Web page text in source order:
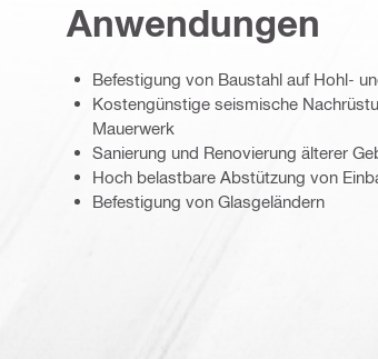
Anwendungen
Befestigung von Baustahl auf Hohl-
Kostengünstige seismische
Mauerwerk
Sanierung und Renovierung älterer
Hoch belastbare Abstützung von
Befestigung von Glasgeländern